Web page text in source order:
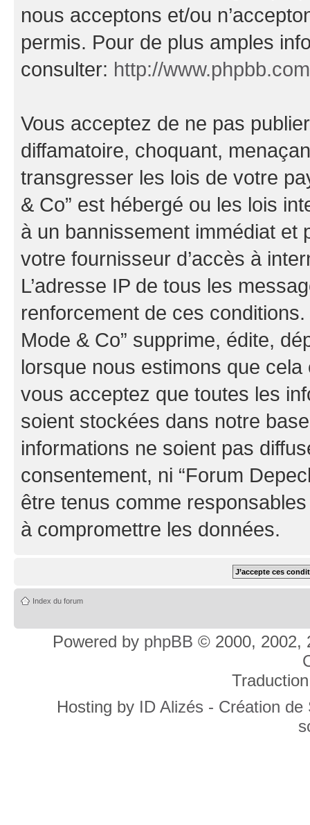
nous acceptons et/ou
permis. Pour de plus amples
consulter: http://
Vous acceptez de ne pas
diffamatoire, choquant,
transgresser les lois de votre
& Co” est hébergé ou les lois
à un bannissement immédiat et
votre fournisseur d’accès à
L’adresse IP de tous les
renforcement de ces
Mode & Co” supprime, édite,
lorsque nous estimons que cela
vous acceptez que toutes les
soient stockées dans notre
informations ne soient pas
consentement, ni “Forum
être tenus comme
à compromettre les données.
Index du forum
Powered by phpBB © 2000, 2002,
Hosting by ID Alizés - Création